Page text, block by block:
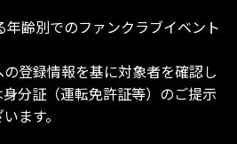
齢別でのファンクラブイベント
登録情報を基に対象者を確認し
分証（運転免許証等）のご提示
ます。